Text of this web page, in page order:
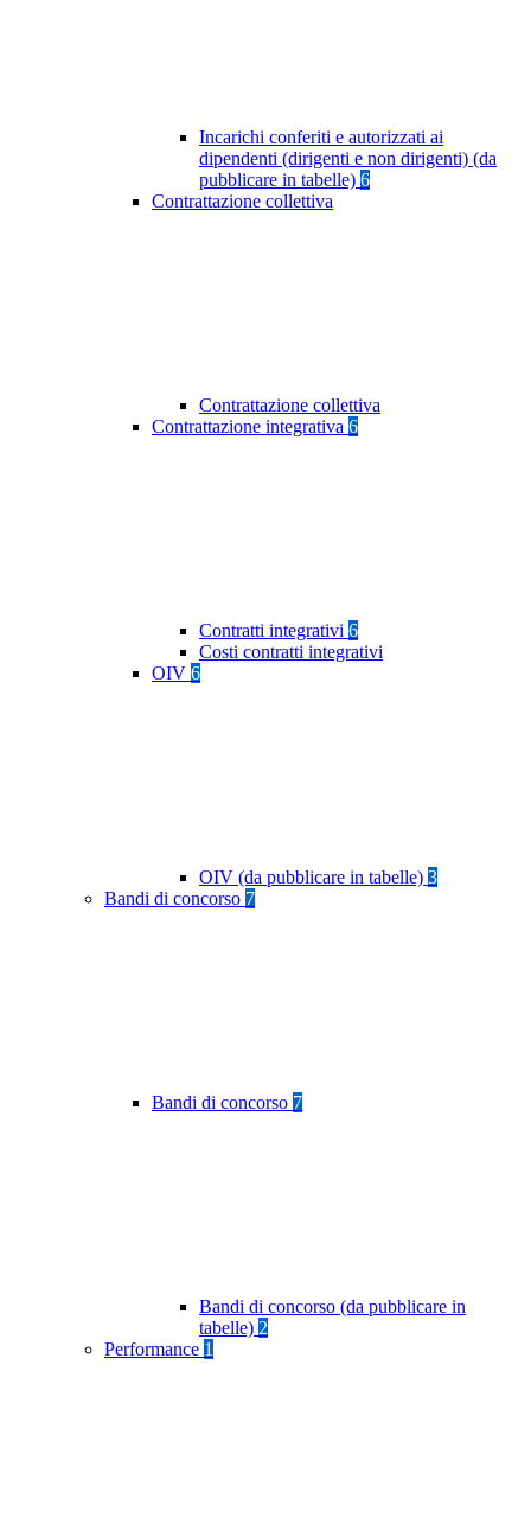
Incarichi conferiti e autorizzati ai
dipendenti (dirigenti e non dirigenti) (da
pubblicare in tabelle) 6
Contrattazione collettiva
Contrattazione collettiva
Contrattazione integrativa 6
Contratti integrativi 6
Costi contratti integrativi
OIV 6
OIV (da pubblicare in tabelle) 3
Bandi di concorso 7
Bandi di concorso 7
Bandi di concorso (da pubblicare in
tabelle) 2
Performance 1